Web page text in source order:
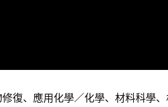
復、應用化學／化學、材料科學